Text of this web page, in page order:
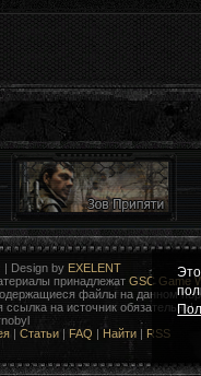
| Design by EXELENT
принадлежат GSC Game
файлы на данном
ссылка на источник обязательна!
| Статьи | FAQ | Найти | RSS